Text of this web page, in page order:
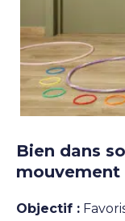
Bien dans
mouvement
Objectif :